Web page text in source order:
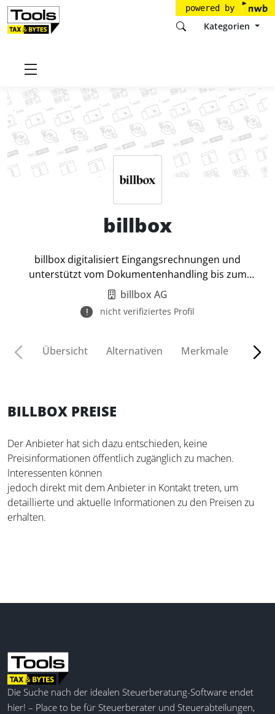
powered by
Kategorien
Startseite
billbox
billbox digitalisiert Eingangsrechnungen und
unterstützt vom Dokumentenhandling bis zum
Controlling.
billbox AG
nicht verifiziertes Profil
Übersicht Alternativen Merkmale
BILLBOX PREISE
Der Anbieter hat sich dazu entschieden, keine
Preisinformationen öffentlich zugänglich zu machen.
Interessenten können
jedoch direkt mit dem Anbieter in Kontakt treten, um
detaillierte und aktuelle Informationen zu den Preisen zu
erhalten.
Die Suche nach der idealen Steuerberatung-Software endet
hier! – Place to be für Steuerberater und Steuerabteilungen,